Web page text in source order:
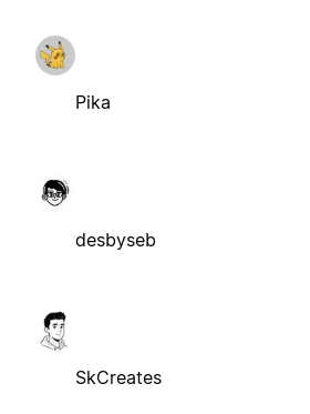
Pika
desbyseb
SkCreates